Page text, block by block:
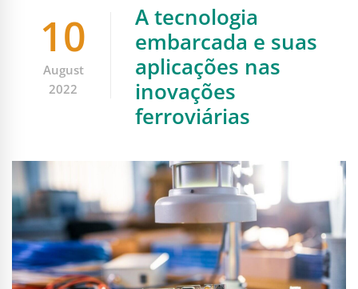
10
August
2022
A tecnologia
embarcada e suas
aplicações nas
inovações
ferroviárias